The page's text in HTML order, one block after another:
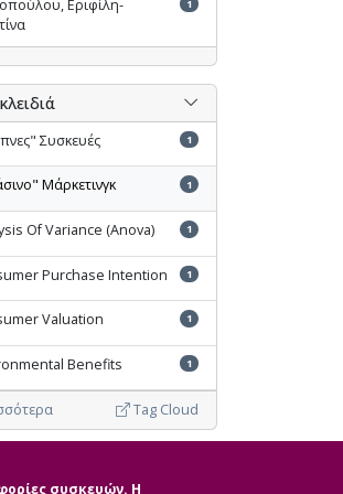
Εριφίλη-
1
Συσκευές 1
Μάρκετινγκ 1
Of Variance (Anova) 1
Purchase Intention 1
Valuation 1
Benefits 1
Tag Cloud
συσκευών. Η